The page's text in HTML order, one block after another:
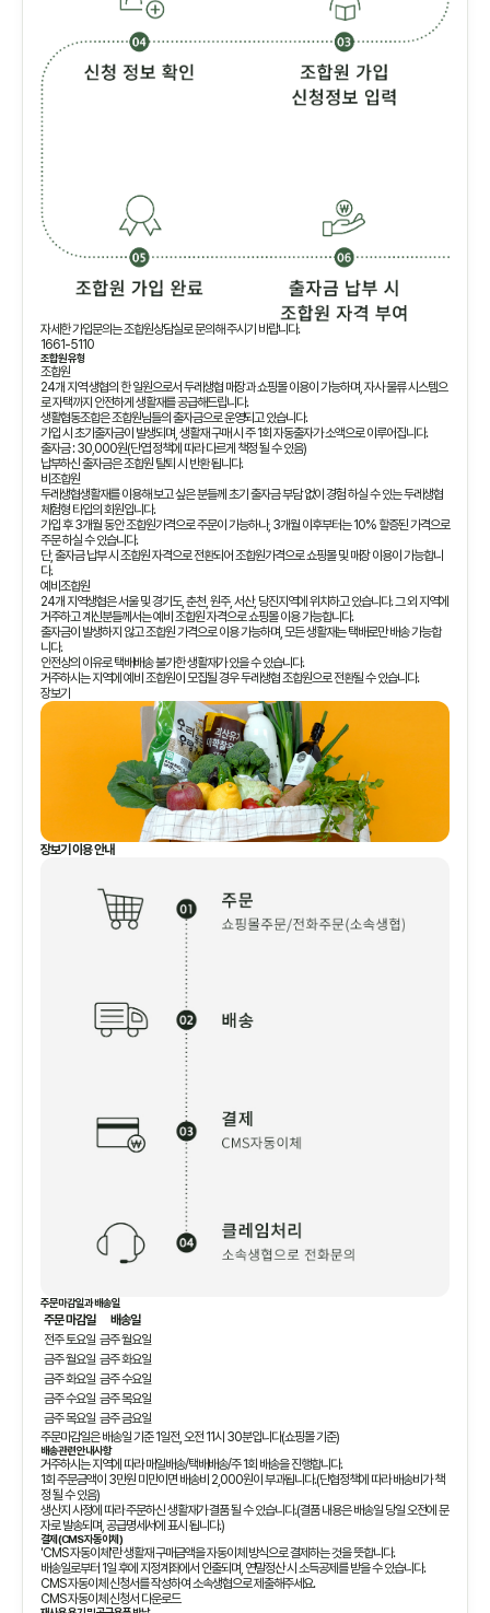
자세한 가입문의는 조합원상담실로 문의해 주시기 바랍니다.
1661-5110
조합원 유형
조합원
24개 지역 생협의 한 일원으로서 두레생협 매장과 쇼핑몰 이용이 가능하며, 자사 물류 시스템으
로 자택까지 안전하게 생활재를 공급해드립니다.
생활협동조합은 조합원님들의 출자금으로 운영되고 있습니다.
가입 시 초기출자금이 발생되며, 생활재 구매 시 주 1회 자동출자가 소액으로 이루어집니다.
출자금 : 30,000원(단엽 정책에 따라 다르게 책정 될 수 있음)
납부하신 출자금은 조합원 탈퇴 시 반환 됩니다.
비조합원
두레생협생활재를 이용해 보고 싶은 분들께 초기 출자금 부담 없이 경험 하실 수 있는 두레생협
체험형 타입의 회원입니다.
가입 후 3개월 동안 조합원가격으로 주문이 가능하나, 3개월 이후부터는 10% 할증된 가격으로
주문 하실 수 있습니다.
단, 출자금 납부 시 조합원 자격으로 전환되어 조합원가격으로 쇼핑몰 및 매장 이용이 가능합니
다.
예비조합원
24개 지역생협은 서울 및 경기도, 춘천, 원주, 서산, 당진지역에 위치하고 있습니다. 그 외 지역에
거주하고 계신분들께서는 예비 조합원 자격으로 쇼핑몰 이용 가능합니다.
출자금이 발생하지 않고 조합원 가격으로 이용 가능하며, 모든 생활재는 택배로만 배송 가능합
니다.
안전상의 이유로 택배배송 불가한 생활재가 있을 수 있습니다.
거주하시는 지역에 예비 조합원이 모집될 경우 두레생협 조합원으로 전환될 수 있습니다.
장보기
장보기 이용 안내
주문마감일과 배송일
주문 마감일
배송일
전주 토요일 금주 월요일
금주 월요일 금주 화요일
금주 화요일 금주 수요일
금주 수요일 금주 목요일
금주 목요일 금주 금요일
주문마감일은 배송일 기준 1일전, 오전 11시 30분입니다(쇼핑몰 기준)
배송관련 안내사항
거주하시는 지역에 따라 매일배송/택배배송/주 1회 배송을 진행합니다.
1회 주문금액이 3만원 미만이면 배송비 2,000원이 부과됩니다.(단협정책에 따라 배송비가 책
정 될 수 있음)
생산지 사정에 따라 주문하신 생활재가 결품 될 수 있습니다.(결품 내용은 배송일 당일 오전에 문
자로 발송되며, 공급명세서에 표시 됩니다.)
결제(CMS 자동이체)
'CMS 자동이체'란 생활재 구매금액을 자동이체 방식으로 결제하는 것을 뜻합니다.
배송일로부터 1일 후에 지정계좌에서 인출되며, 연말정산 시 소득공제를 받을 수 있습니다.
CMS 자동이체 신청서를 작성하여 소속생협으로 제출해주세요.
CMS 자동이체 신청서 다운로드